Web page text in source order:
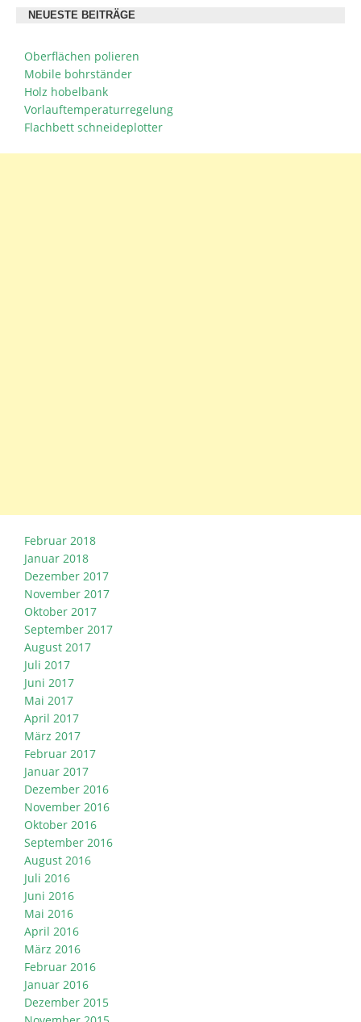
NEUESTE BEITRÄGE
Oberflächen polieren
Mobile bohrständer
Holz hobelbank
Vorlauftemperaturregelung
Flachbett schneideplotter
Februar 2018
Januar 2018
Dezember 2017
November 2017
Oktober 2017
September 2017
August 2017
Juli 2017
Juni 2017
Mai 2017
April 2017
März 2017
Februar 2017
Januar 2017
Dezember 2016
November 2016
Oktober 2016
September 2016
August 2016
Juli 2016
Juni 2016
Mai 2016
April 2016
März 2016
Februar 2016
Januar 2016
Dezember 2015